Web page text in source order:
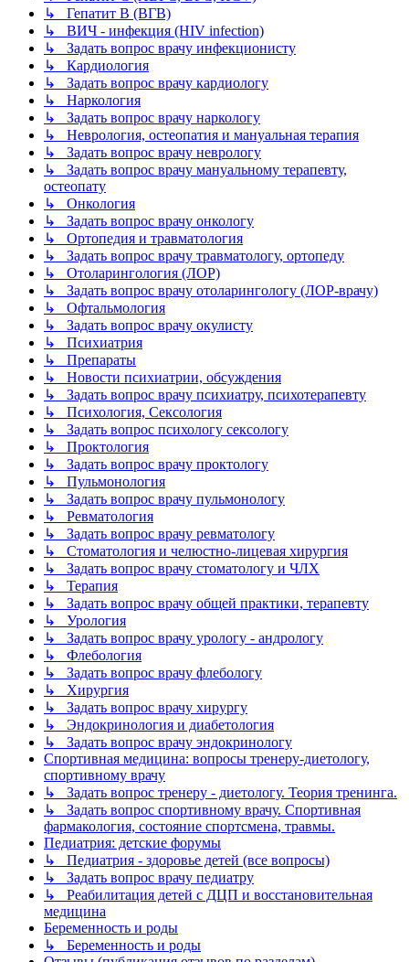
↳ Гепатит B (ВГВ)
↳ ВИЧ - инфекция (HIV infection)
↳ Задать вопрос врачу инфекционисту
↳ Кардиология
↳ Задать вопрос врачу кардиологу
↳ Наркология
↳ Задать вопрос врачу наркологу
↳ Неврология, остеопатия и мануальная терапия
↳ Задать вопрос врачу неврологу
↳ Задать вопрос врачу мануальному терапевту,
остеопату
↳ Онкология
↳ Задать вопрос врачу онкологу
↳ Ортопедия и травматология
↳ Задать вопрос врачу травматологу, ортопеду
↳ Отоларингология (ЛОР)
↳ Задать вопрос врачу отоларингологу (ЛОР-врачу)
↳ Офтальмология
↳ Задать вопрос врачу окулисту
↳ Психиатрия
↳ Препараты
↳ Новости психиатрии, обсуждения
↳ Задать вопрос врачу психиатру, психотерапевту
↳ Психология, Сексология
↳ Задать вопрос психологу сексологу
↳ Проктология
↳ Задать вопрос врачу проктологу
↳ Пульмонология
↳ Задать вопрос врачу пульмонологу
↳ Ревматология
↳ Задать вопрос врачу ревматологу
↳ Стоматология и челюстно-лицевая хирургия
↳ Задать вопрос врачу стоматологу и ЧЛХ
↳ Терапия
↳ Задать вопрос врачу общей практики, терапевту
↳ Урология
↳ Задать вопрос врачу урологу - андрологу
↳ Флебология
↳ Задать вопрос врачу флебологу
↳ Хирургия
↳ Задать вопрос врачу хирургу
↳ Эндокринология и диабетология
↳ Задать вопрос врачу эндокринологу
Спортивная медицина: вопросы тренеру-диетологу,
спортивному врачу
↳ Задать вопрос тренеру - диетологу. Теория тренинга.
↳ Задать вопрос спортивному врачу. Спортивная
фармакология, состояние спортсмена, травмы.
Педиатрия: детские форумы
↳ Педиатрия - здоровье детей (все вопросы)
↳ Задать вопрос врачу педиатру
↳ Реабилитация детей с ДЦП и восстановительная
медицина
Беременность и роды
↳ Беременность и роды